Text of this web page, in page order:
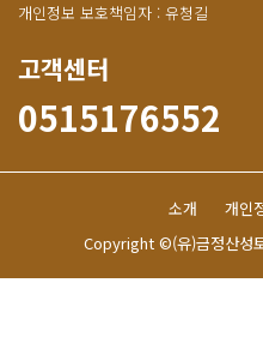
개인정보 보호책임자 : 유청길
고객센터
0515176552
소개 개인
Copyright ©(유)금정산성